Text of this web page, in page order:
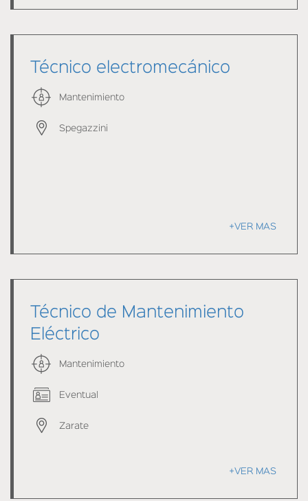
Técnico electromecánico
Mantenimiento
Spegazzini
+VER MAS
Técnico de Mantenimiento
Eléctrico
Mantenimiento
Eventual
Zarate
+VER MAS